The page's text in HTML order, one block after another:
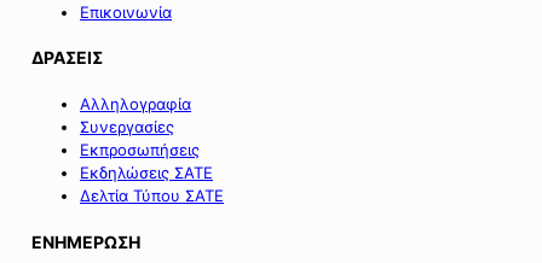
Επικοινωνία
ΔΡΑΣΕΙΣ
Αλληλογραφία
Συνεργασίες
Εκπροσωπήσεις
Εκδηλώσεις ΣΑΤΕ
Δελτία Τύπου ΣΑΤΕ
ΕΝΗΜΕΡΩΣΗ